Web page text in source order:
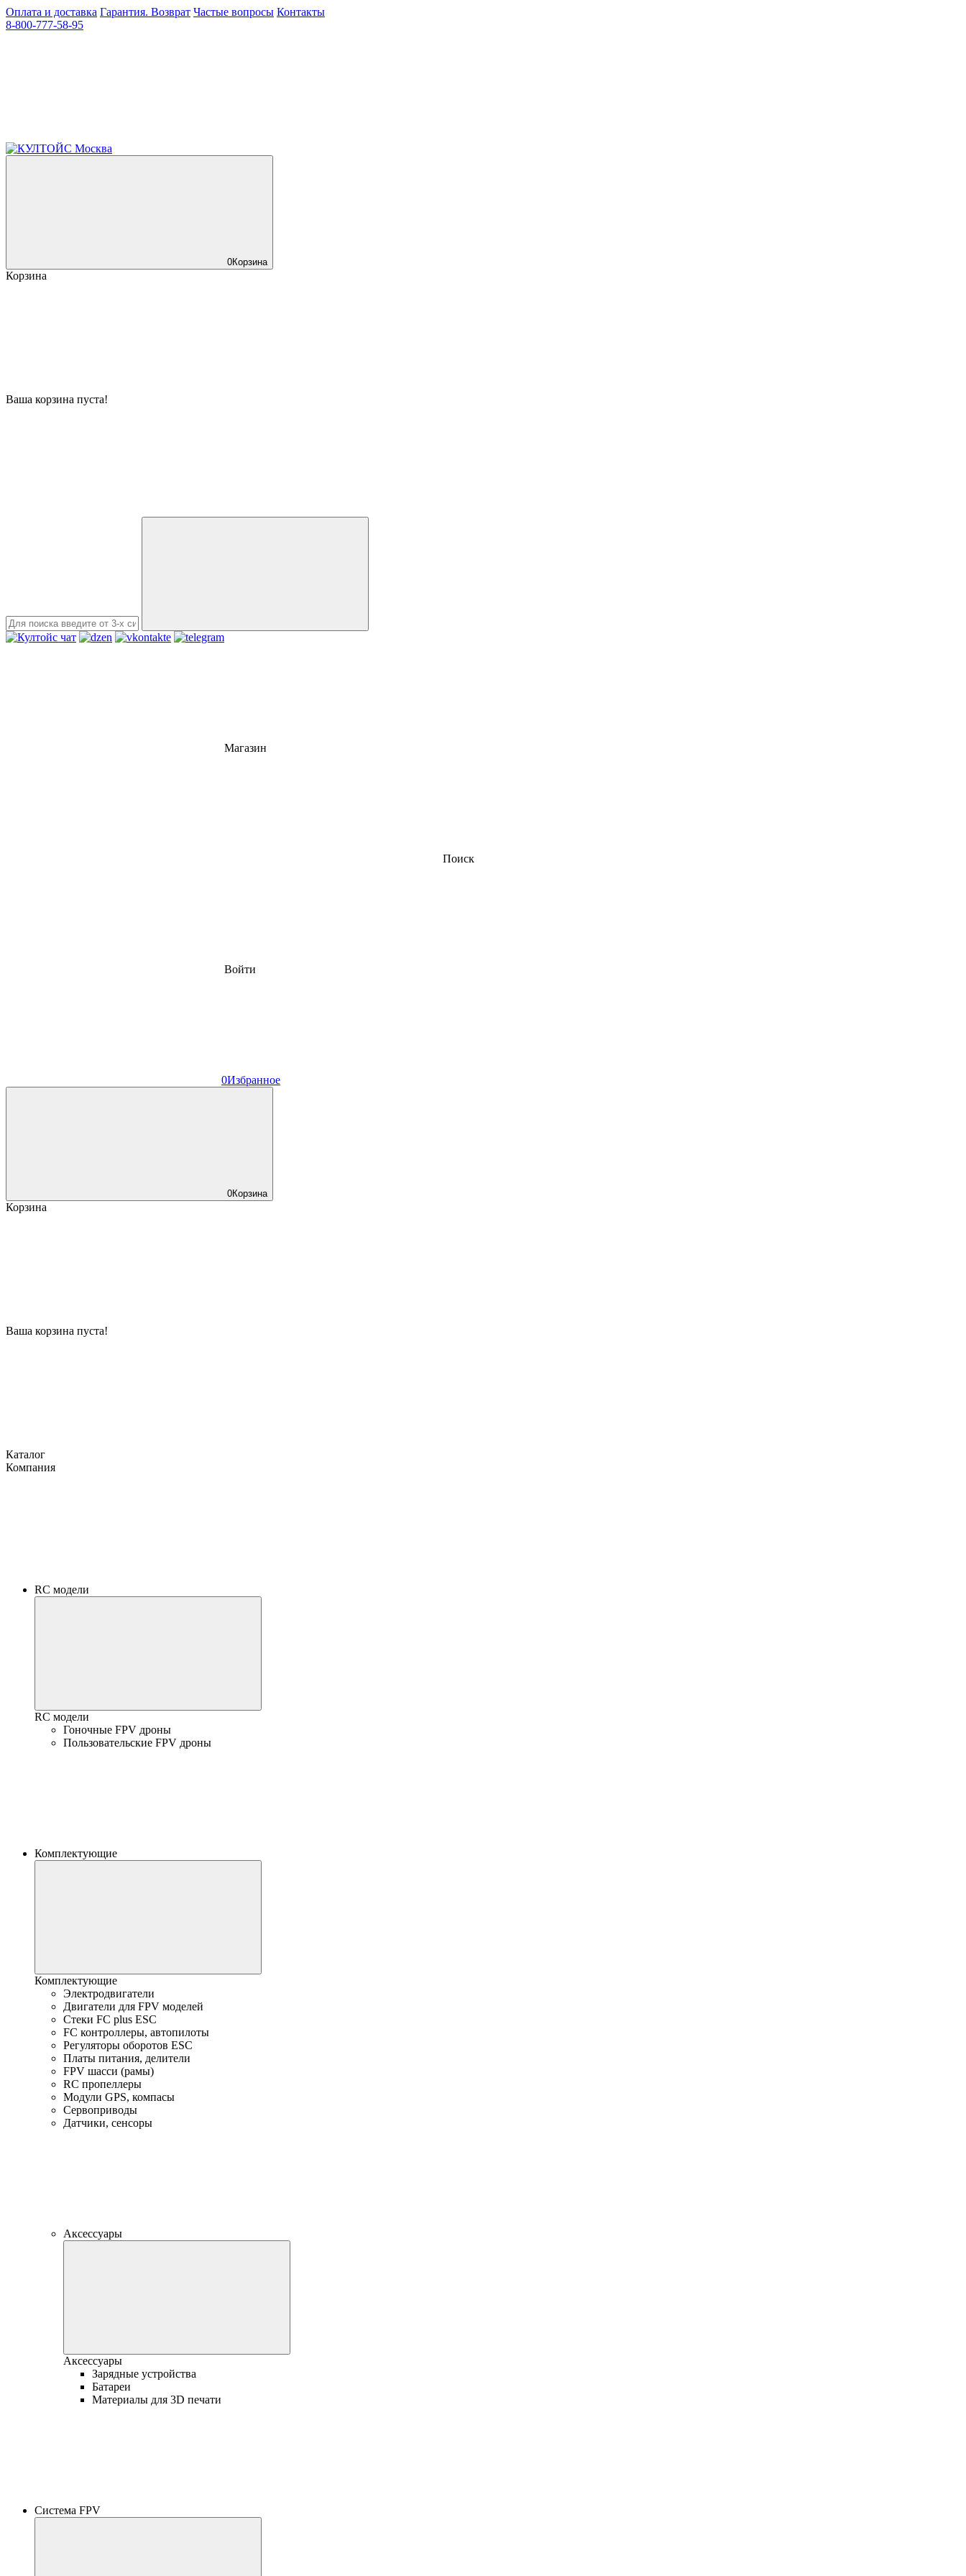
Оплата и доставка Гарантия. Возврат Частые вопросы Контакты
8-800-777-58-95
0Корзина
Корзина
Ваша корзина пуста!
Магазин
Поиск
Войти
0Избранное
0Корзина
Корзина
Ваша корзина пуста!
Каталог
Компания
RC модели
RC модели
Гоночные FPV дроны
Пользовательские FPV дроны
Комплектующие
Комплектующие
Электродвигатели
Двигатели для FPV моделей
Стеки FC plus ESC
FC контроллеры, автопилоты
Регуляторы оборотов ESC
Платы питания, делители
FPV шасси (рамы)
RC пропеллеры
Модули GPS, компасы
Сервоприводы
Датчики, сенсоры
Аксессуары
Аксессуары
Зарядные устройства
Батареи
Материалы для 3D печати
Система FPV